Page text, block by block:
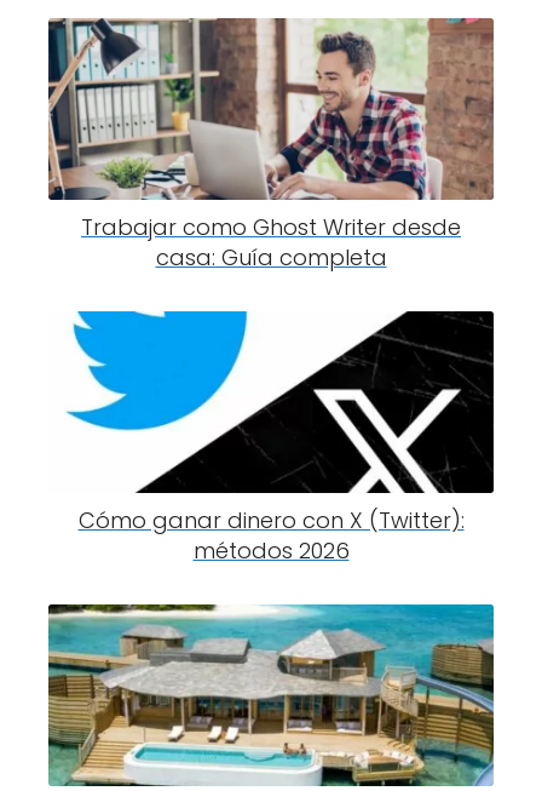
Trabajar como Ghost Writer desde
casa: Guía completa
Cómo ganar dinero con X (Twitter):
métodos 2026